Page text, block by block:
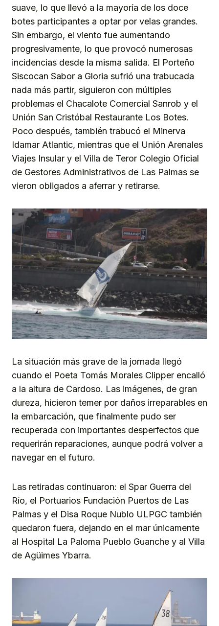
suave, lo que llevó a la mayoría de los doce
botes participantes a optar por velas grandes.
Sin embargo, el viento fue aumentando
progresivamente, lo que provocó numerosas
incidencias desde la misma salida. El Porteño
Siscocan Sabor a Gloria sufrió una trabucada
nada más partir, siguieron con múltiples
problemas el Chacalote Comercial Sanrob y el
Unión San Cristóbal Restaurante Los Botes.
Poco después, también trabucó el Minerva
Idamar Atlantic, mientras que el Unión Arenales
Viajes Insular y el Villa de Teror Colegio Oficial
de Gestores Administrativos de Las Palmas se
vieron obligados a aferrar y retirarse.
La situación más grave de la jornada llegó
cuando el Poeta Tomás Morales Clipper encalló
a la altura de Cardoso. Las imágenes, de gran
dureza, hicieron temer por daños irreparables en
la embarcación, que finalmente pudo ser
recuperada con importantes desperfectos que
requerirán reparaciones, aunque podrá volver a
navegar en el futuro.
Las retiradas continuaron: el Spar Guerra del
Río, el Portuarios Fundación Puertos de Las
Palmas y el Disa Roque Nublo ULPGC también
quedaron fuera, dejando en el mar únicamente
al Hospital La Paloma Pueblo Guanche y al Villa
de Agüimes Ybarra.